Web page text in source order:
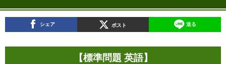
シェア ポスト 送る
【標準問題 英語】